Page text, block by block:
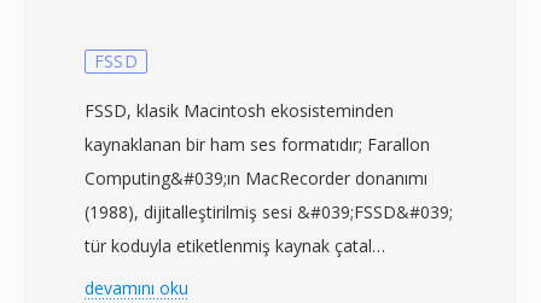
FSSD
FSSD, klasik Macintosh ekosisteminden
kaynaklanan bir ham ses formatıdır; Farallon
Computing&#039;ın MacRecorder donanımı
(1988), dijitalleştirilmiş sesi &#039;FSSD&#039;
tür koduyla etiketlenmiş kaynak çatal
girişlerinde işaretsiz 8 bit PCM olarak
devamını oku